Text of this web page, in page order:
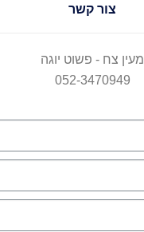
צור קשר
מעין צח - פשוט יוגה
052-3470949